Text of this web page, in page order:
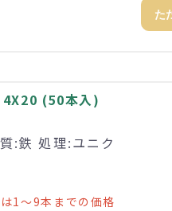
た
4X20 (50本入)
:鉄 処理:ユニク
1～9本までの価格